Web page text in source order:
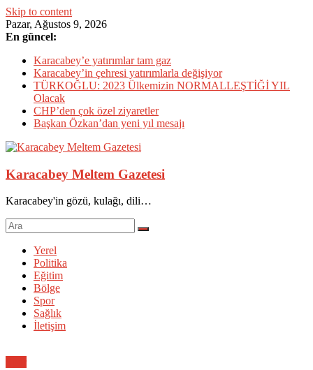
Skip to content
Pazar, Ağustos 9, 2026
En güncel:
Karacabey’e yatırımlar tam gaz
Karacabey’in çehresi yatırımlarla değişiyor
TÜRKOĞLU: 2023 Ülkemizin NORMALLEŞTİĞİ YIL
Olacak
CHP’den çok özel ziyaretler
Başkan Özkan’dan yeni yıl mesajı
Karacabey Meltem Gazetesi
Karacabey'in gözü, kulağı, dili…
Yerel
Politika
Eğitim
Bölge
Spor
Sağlık
İletişim